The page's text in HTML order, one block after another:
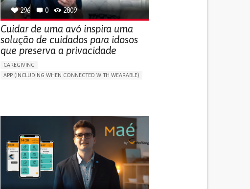
296 0 2809
Cuidar de uma avó inspira uma
solução de cuidados para idosos
que preserva a privacidade
CAREGIVING
APP (INCLUDING WHEN CONNECTED WITH WEARABLE)
PREVENTING (VACCINATION, PROTECTION, FALLS,
GENERAL AND FAMILY MEDICINE
MOBILITY ISSUES
CAREGIVER SUPPORT
SOLUTIONS FOR DISABLED PEOPLE
INDIA